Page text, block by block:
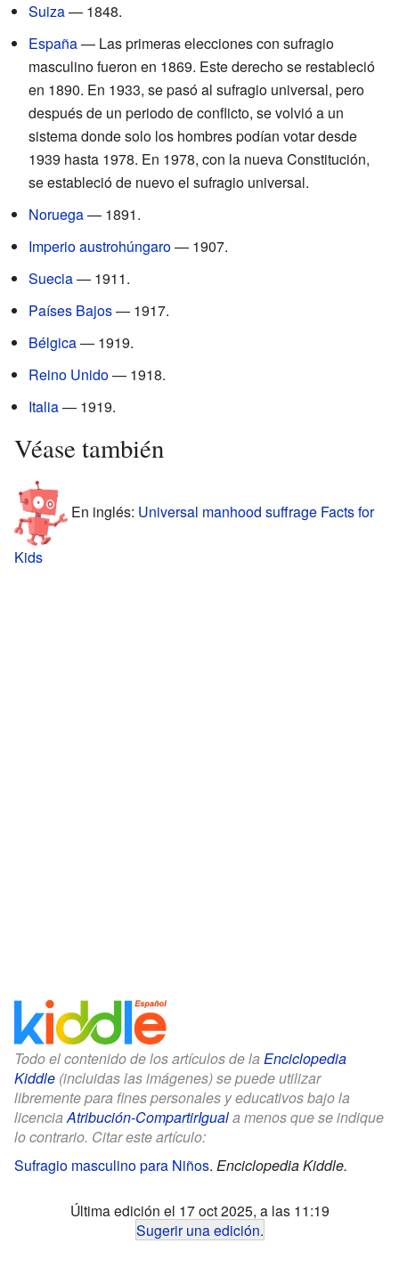
Suiza— 1848.
España— Las primeras elecciones con sufragio
masculino fueron en 1869. Este derecho se restableció
en 1890. En 1933, se pasó al sufragio universal, pero
después de un periodo de conflicto, se volvió a un
sistema donde solo los hombres podían votar desde
1939 hasta 1978. En 1978, con la nueva Constitución,
se estableció de nuevo el sufragio universal.
Noruega— 1891.
Imperio austrohúngaro— 1907.
Suecia— 1911.
Países Bajos— 1917.
Bélgica— 1919.
Reino Unido— 1918.
Italia— 1919.
Véase también
En inglés: Universal manhood suffrage Facts for
Kids
Todo el contenido de los artículos de la Enciclopedia
Kiddle (incluidas las imágenes) se puede utilizar
libremente para fines personales y educativos bajo la
licenciaAtribución-CompartirIguala menos que se indique
lo contrario. Citar este artículo:
Sufragio masculino para Niños. Enciclopedia Kiddle.
Última edición el 17 oct 2025, a las 11:19
Sugerir una edición.